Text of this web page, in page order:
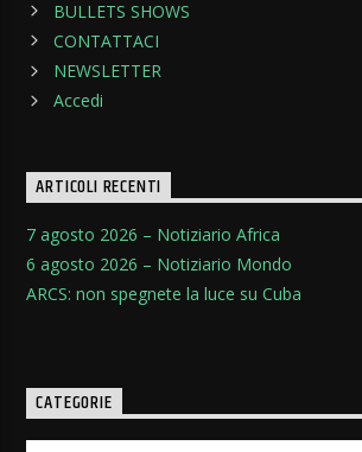
BULLETS SHOWS
CONTATTACI
NEWSLETTER
Accedi
ARTICOLI RECENTI
7 agosto 2026 – Notiziario Africa
6 agosto 2026 – Notiziario Mondo
ARCS: non spegnete la luce su Cuba
CATEGORIE